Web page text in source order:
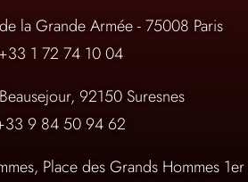
la Grande Armée - 75008 Paris
+33 1 72 74 10 04
92150 Suresnes
9 84 50 94 62
Place des Grands Hommes 1er